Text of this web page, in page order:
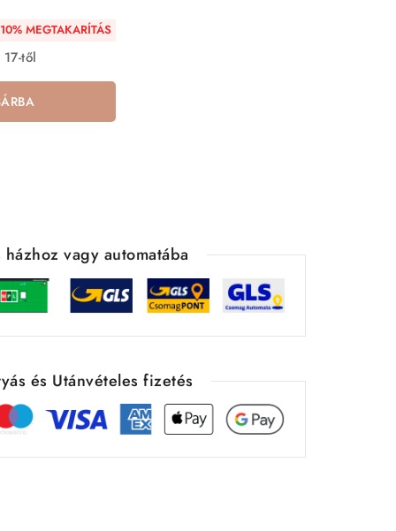
10% MEGTAKARÍTÁS
től
házhoz vagy automatába
és Utánvételes fizetés